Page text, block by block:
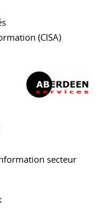
(CISA)
secteur